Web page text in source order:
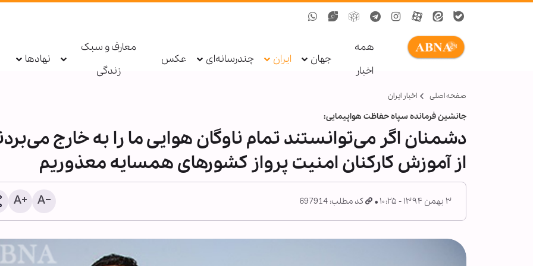
همه
اخبار
جهان ایران چندرسانه‌ای عکس
معارف و سبک
زندگی
نهادها
صفحه اصلی اخبار ایران
جانشین فرمانده سپاه حفاظت هواپیمایی:
دشمنان اگر می‌توانستند تمام ناوگان هوایی ما را به خارج
از آموزش کارکنان امنیت پرواز کشورهای همسایه معذوریم
۳ بهمن ۱۳۹۴ - ۱۰:۲۵ کد مطلب: 697914
حبس ابد برای یک عضو
تروریستی داعش در عراق